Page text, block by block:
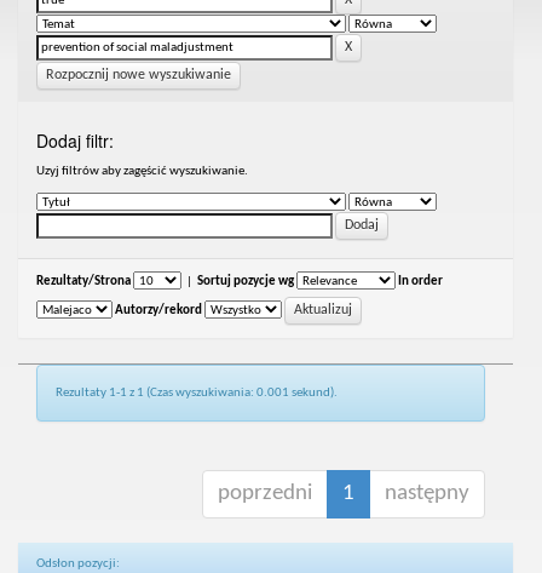
Rozpocznij nowe wyszukiwanie
Dodaj filtr:
Uzyj filtrów aby zagęścić wyszukiwanie.
Rezultaty/Strona Sortuj pozycje wg In order
Autorzy/rekord
Rezultaty 1-1 z 1 (Czas wyszukiwania: 0.001 sekund).
poprzedni 1 następny
Odsłon pozycji: